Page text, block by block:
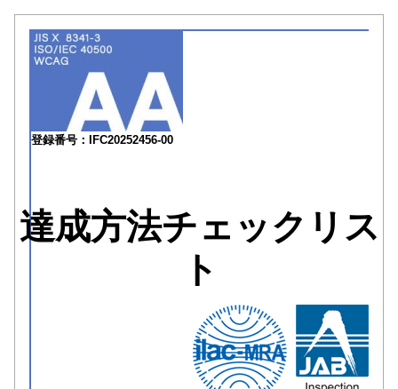
登録番号：IFC20252456-00
達成方法チェックリス
ト